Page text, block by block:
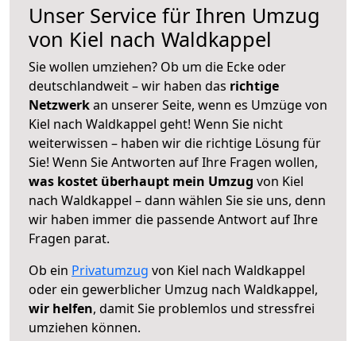
Unser Service für Ihren Umzug
von Kiel nach Waldkappel
Sie wollen umziehen? Ob um die Ecke oder
deutschlandweit – wir haben das richtige
Netzwerkan unserer Seite, wenn es Umzüge von
Kiel nach Waldkappel geht! Wenn Sie nicht
weiterwissen – haben wir die richtige Lösung für
Sie! Wenn Sie Antworten auf Ihre Fragen wollen,
was kostet überhaupt mein Umzug von Kiel
nach Waldkappel – dann wählen Sie sie uns, denn
wir haben immer die passende Antwort auf Ihre
Fragen parat.
Ob ein Privatumzug von Kiel nach Waldkappel
oder ein gewerblicher Umzug nach Waldkappel,
wir helfen, damit Sie problemlos und stressfrei
umziehen können.